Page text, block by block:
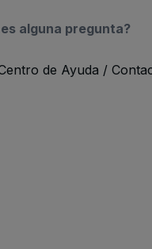
alguna pregunta?
de Ayuda /